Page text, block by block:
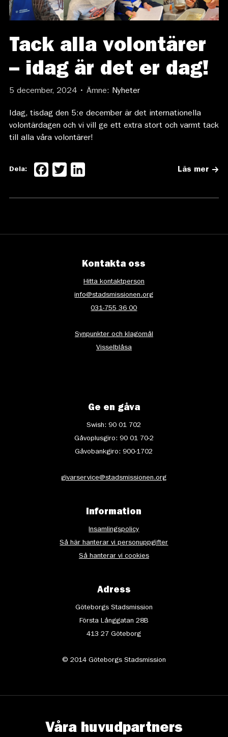
Tack alla volontärer
– idag är det er dag!
5 december, 2024 • Ämne: Nyheter
Idag, tisdag den 5:e december är det internationella
volontärdagen och vi vill ge ett extra stort och varmt tack
till alla våra volontärer!
Läs mer
Dela: Facebook
Twitter
Kontakta oss
Hitta kontaktperson
info@stadsmissionen.org
031-755 36 00
Synpunkter och klagomål
Visselblåsa
Ge en gåva
Swish: 90 01 702
Gåvoplusgiro: 90 01 70-2
Gåvobankgiro: 900-1702
givarservice@stadsmissionen.org
Information
Insamlingspolicy
Så här hanterar vi personuppgifter
Så hanterar vi cookies
Adress
Göteborgs Stadsmission
Första Långgatan 28B
413 27 Göteborg
© 2014 Göteborgs Stadsmission
Våra huvudpartners